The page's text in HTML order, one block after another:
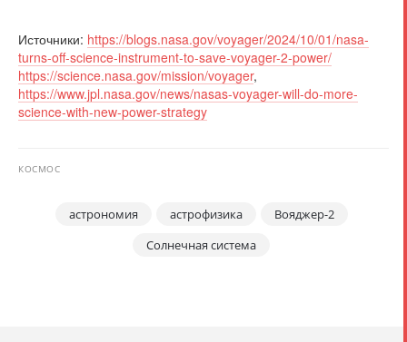
Источники: https://blogs.nasa.gov/voyager/2024/10/01/nasa-
turns-off-science-instrument-to-save-voyager-2-power/
https://science.nasa.gov/mission/voyager,
https://www.jpl.nasa.gov/news/nasas-voyager-will-do-more-
science-with-new-power-strategy
КОСМОС
астрономия астрофизика
Вояджер-2
Солнечная система